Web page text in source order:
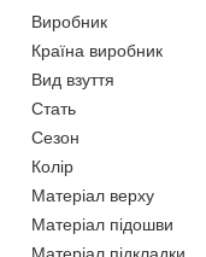
Виробник
Країна виробник
Вид взуття
Стать
Сезон
Колір
Матеріал верху
Матеріал підошви